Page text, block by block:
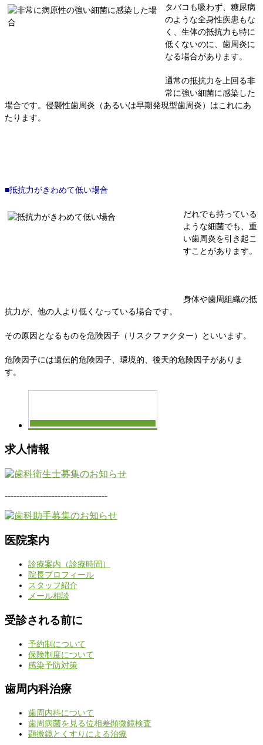
タバコも吸わず、糖尿病
のような全身性疾患もな
く、生体の抵抗力も特に
低くないのに、歯周炎に
なる場合があります。
通常の抵抗力を上回る非
常に強い細菌に感染した
場合です。侵襲性歯周炎（あるいは早期発現型歯周炎）はこれにあ
たります。
■抵抗力がきわめて低い場合
だれでも持っている
ような細菌でも、重
い歯周炎を引き起こ
すことがあります。
身体や歯周組織の抵
抗力が、他の人より低くなっている場合です。
その原因となるものを危険因子（リスクファクター）といいます。
危険因子には遺伝的危険因子、環境的、後天的危険因子がありま
す。
求人情報
-----------------------------------
医院案内
診療案内（診療時間）
院長プロフィール
スタッフ紹介
メール相談
受診される前に
予約制について
保険制度について
感染予防対策
歯周内科治療
歯周内科について
歯周病菌を見る位相差顕微鏡検査
顕微鏡とくすりによる治療